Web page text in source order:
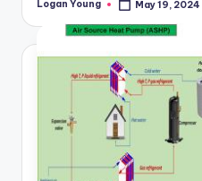
Posted
Logan Young May 19, 2024